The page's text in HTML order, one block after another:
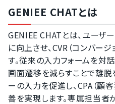
GENIEE CHATとは
GENIEE CHATとは、ユーザ
に向上させ、CVR（コンバー
す。従来の入力フォームを対
画面遷移を減らすことで離
ーの入力を促進し、CPA（顧
善を実現します。専属担当者